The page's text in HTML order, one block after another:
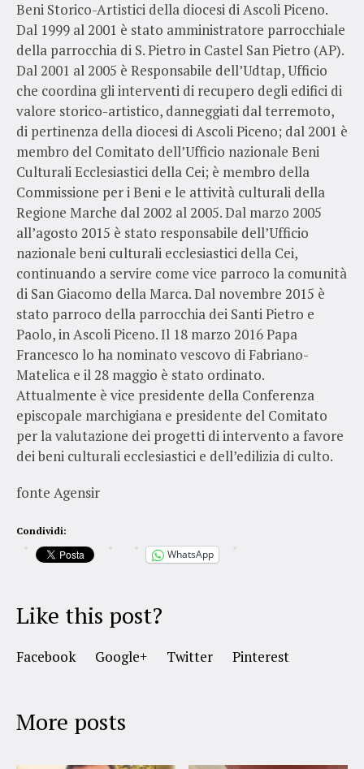
Beni Storico-Artistici della diocesi di Ascoli Piceno.
Dal 1999 al 2001 è stato amministratore parrocchiale
della parrocchia di S. Pietro in Castel San Pietro (AP).
Dal 2001 al 2005 è Responsabile dell’Udtap, Ufficio
che coordina gli interventi di recupero degli edifici di
valore storico-artistico, danneggiati dal terremoto,
di pertinenza della diocesi di Ascoli Piceno; dal 2001 è
membro del Comitato dell’Ufficio nazionale Beni
Culturali Ecclesiastici della Cei; è membro della
Commissione per i Beni e le attività culturali della
Regione Marche dal 2002 al 2005. Dal marzo 2005
all’agosto 2015 è stato responsabile dell’Ufficio
nazionale beni culturali ecclesiastici della Cei,
continuando a servire come vice parroco la comunità
di San Giacomo della Marca. Dal novembre 2015 è
stato parroco della parrocchia dei Santi Pietro e
Paolo, in Ascoli Piceno. Il 18 marzo 2016 Papa
Francesco lo ha nominato vescovo di Fabriano-
Matelica e il 28 maggio è stato ordinato.
Attualmente è vice presidente della Conferenza
episcopale marchigiana e presidente del Comitato
per la valutazione dei progetti di intervento a favore
dei beni culturali ecclesiastici e dell’edilizia di culto.
fonte Agensir
Condividi:
WhatsApp
Like this post?
Facebook Google+ Twitter Pinterest
More posts